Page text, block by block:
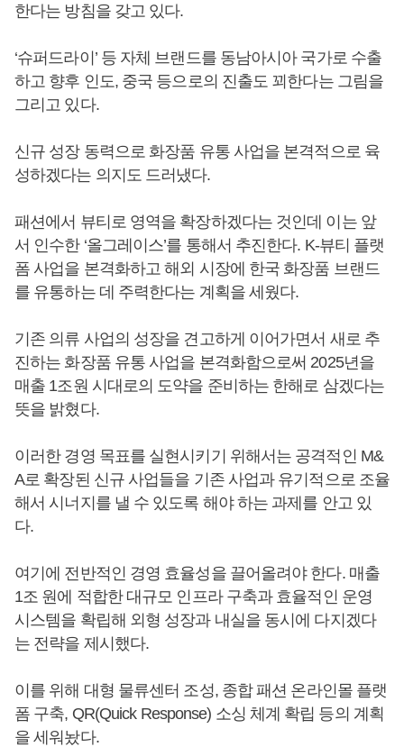
한다는 방침을 갖고 있다.
‘슈퍼드라이’ 등 자체 브랜드를 동남아시아 국가로 수출
하고 향후 인도, 중국 등으로의 진출도 꾀한다는 그림을
그리고 있다.
신규 성장 동력으로 화장품 유통 사업을 본격적으로 육
성하겠다는 의지도 드러냈다.
패션에서 뷰티로 영역을 확장하겠다는 것인데 이는 앞
서 인수한 ‘올그레이스’를 통해서 추진한다. K-뷰티 플랫
폼 사업을 본격화하고 해외 시장에 한국 화장품 브랜드
를 유통하는 데 주력한다는 계획을 세웠다.
기존 의류 사업의 성장을 견고하게 이어가면서 새로 추
진하는 화장품 유통 사업을 본격화함으로써 2025년을
매출 1조원 시대로의 도약을 준비하는 한해로 삼겠다는
뜻을 밝혔다.
이러한 경영 목표를 실현시키기 위해서는 공격적인 M&
A로 확장된 신규 사업들을 기존 사업과 유기적으로 조율
해서 시너지를 낼 수 있도록 해야 하는 과제를 안고 있
다.
여기에 전반적인 경영 효율성을 끌어올려야 한다. 매출
1조 원에 적합한 대규모 인프라 구축과 효율적인 운영
시스템을 확립해 외형 성장과 내실을 동시에 다지겠다
는 전략을 제시했다.
이를 위해 대형 물류센터 조성, 종합 패션 온라인몰 플랫
폼 구축, QR(Quick Response) 소싱 체계 확립 등의 계획
을 세워놨다.